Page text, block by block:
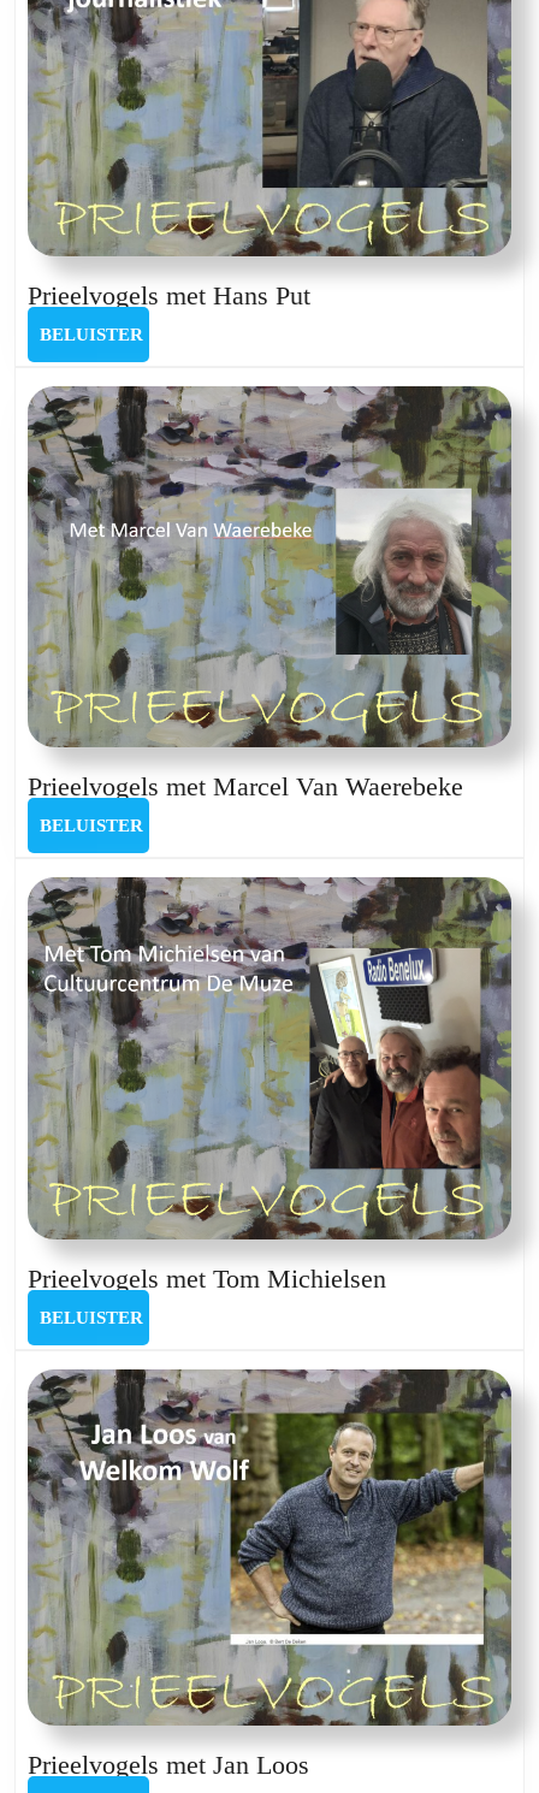
Prieelvogels met Hans PutPrieelvogels
Put
BELUISTER
Prieelvogels met Marcel Van Waerebeke
Van
BELUISTER
Prieelvogels met Tom Michielsen
Michielsen
BELUISTER
Prieelvogels met Jan Loos